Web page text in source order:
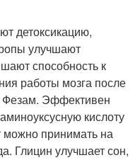
детоксикацию,
улучшают
способность к
работы мозга после
Фезам. Эффективен
кислоту
принимать на
Глицин улучшает сон,